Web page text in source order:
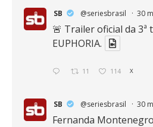
SB @seriesbrasil · 30
🚨 Trailer oficial da 3ª
EUPHORIA.
11 114 X
SB @seriesbrasil · 30
Fernanda